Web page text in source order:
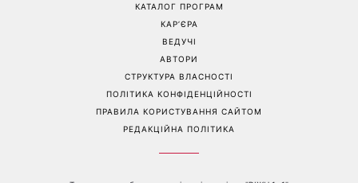
КАТАЛОГ ПРОГРАМ
КАР’ЄРА
ВЕДУЧІ
АВТОРИ
СТРУКТУРА ВЛАСНОСТІ
ПОЛІТИКА КОНФІДЕНЦІЙНОСТІ
ПРАВИЛА КОРИСТУВАННЯ САЙТОМ
РЕДАКЦІЙНА ПОЛІТИКА